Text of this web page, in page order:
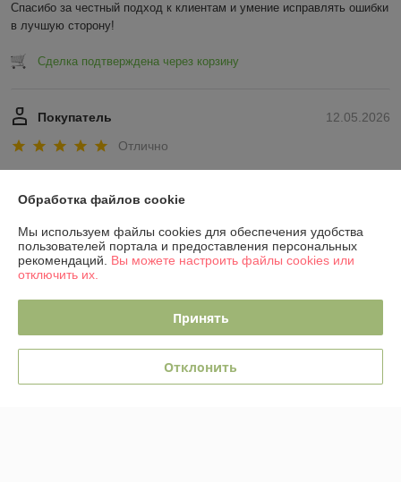
Спасибо за честный подход к клиентам и умение исправлять ошибки
в лучшую сторону!
Сделка подтверждена через корзину
12.05.2026
Покупатель
Отлично
Показать все отзывы
Обработка файлов cookie
Мы используем файлы cookies для обеспечения удобства
пользователей портала и предоставления персональных
рекомендаций. Вы можете настроить файлы cookies или
отключить их.
Принять
Отклонить